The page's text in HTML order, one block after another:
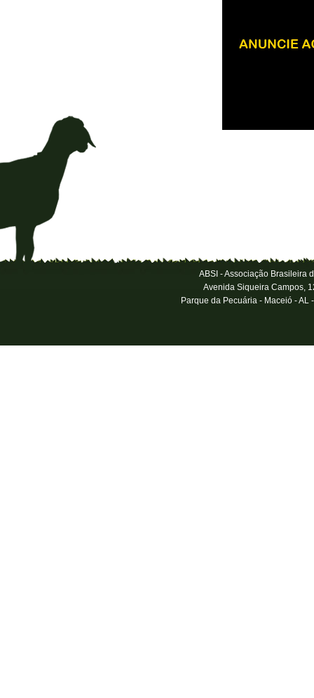
ABSI - Associação Brasileira
Avenida Siqueira Campos,
Parque da Pecuária - Maceió - AL